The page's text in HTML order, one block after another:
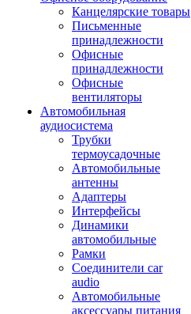
Канцелярские товары
Письменные
принадлежности
Офисные
принадлежности
Офисные
вентиляторы
Автомобильная
аудиосистема
Трубки
термоусадочные
Автомобильные
антенны
Адаптеры
Интерфейсы
Динамики
автомобильные
Рамки
Соединители car
audio
Автомобильные
аксессуары питания